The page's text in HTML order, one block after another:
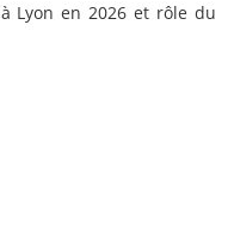
Lyon en 2026 et rôle du